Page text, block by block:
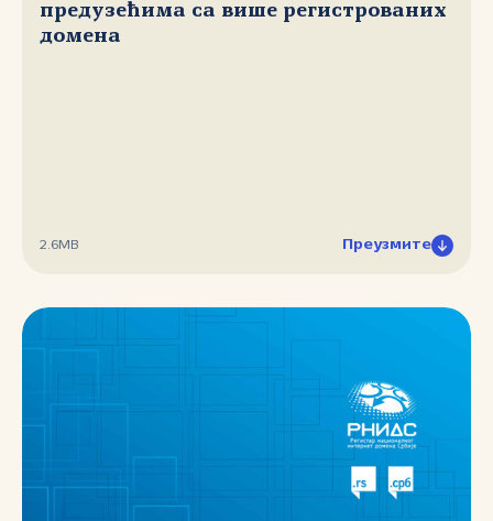
предузећима са више регистрованих
домена
2.6MB Преузмите